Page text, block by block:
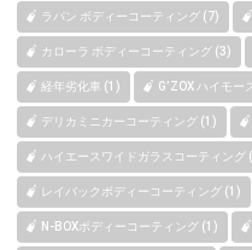
ラパン ボディーコーティング (7)
カローラ ボディーコーティング (3)
経年劣化車 (1) G’ZOX ハイモー
デリカミニカーコーティング (1)
ハイエースワイドガラスコーティング
レイバックボディーコーティング (1)
N-BOXボディーコーティング (1)